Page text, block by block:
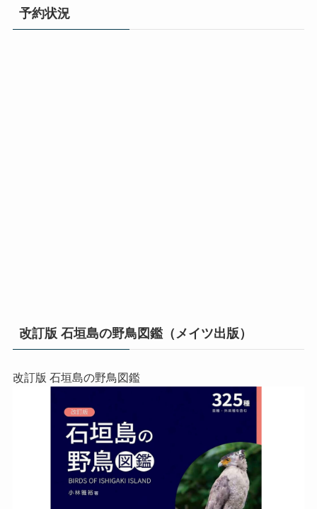
予約状況
改訂版 石垣島の野鳥図鑑（メイツ出版）
改訂版 石垣島の野鳥図鑑